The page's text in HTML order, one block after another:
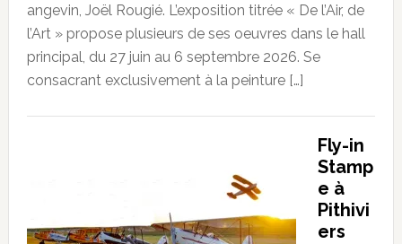
angevin, Joël Rougié. L’exposition titrée « De l’Air, de
l’Art » propose plusieurs de ses oeuvres dans le hall
principal, du 27 juin au 6 septembre 2026. Se
consacrant exclusivement à la peinture […]
Fly-in
Stamp
e à
Pithivi
ers